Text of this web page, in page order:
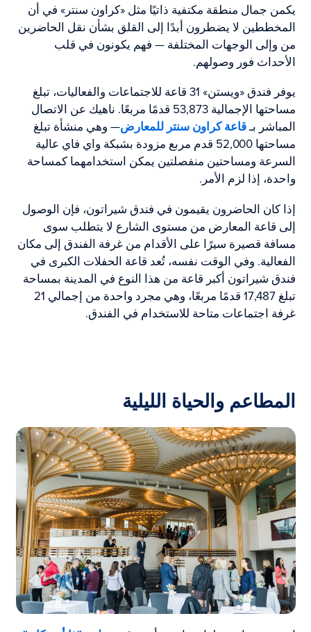
يكمن جمال منطقة مكتفية ذاتيًا مثل «كراون سنتر» في أن
المخططين لا يضطرون أبدًا إلى القلق بشأن نقل الحاضرين
من وإلى الوجهات المختلفة — فهم يكونون في قلب
الأحداث فور وصولهم.
يوفر فندق «ويستن» 31 قاعة للاجتماعات والفعاليات، تبلغ
مساحتها الإجمالية 53,873 قدمًا مربعًا. ناهيك عن الاتصال
المباشر بـقاعة كراون سنتر للمعارض— وهي منشأة تبلغ
مساحتها 52,000 قدم مربع مزودة بشبكة واي فاي عالية
السرعة ومساحتين منفصلتين يمكن استخدامهما كمساحة
واحدة، إذا لزم الأمر.
إذا كان الحاضرون يقيمون في فندق شيراتون، فإن الوصول
إلى قاعة المعارض من مستوى الشارع لا يتطلب سوى
مسافة قصيرة سيرًا على الأقدام من غرفة الفندق إلى مكان
الفعالية. وفي الوقت نفسه، تُعد قاعة الحفلات الكبرى في
فندق شيراتون أكبر قاعة من هذا النوع في المدينة بمساحة
تبلغ 17,487 قدمًا مربعًا، وهي مجرد واحدة من إجمالي 21
غرفة اجتماعات متاحة للاستخدام في الفندق.
المطاعم والحياة الليلية